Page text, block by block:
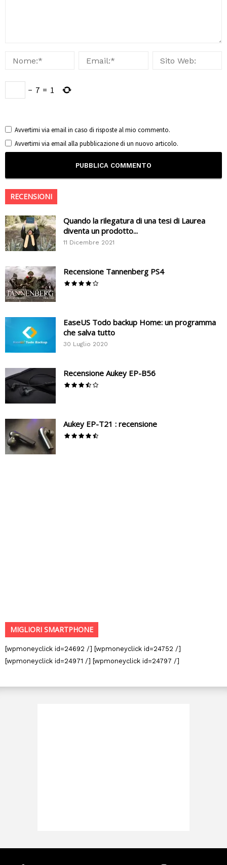
− 7 = 1
Avvertimi via email in caso di risposte al mio commento.
Avvertimi via email alla pubblicazione di un nuovo articolo.
RECENSIONI
Quando la rilegatura di una tesi di Laurea
diventa un prodotto...
11 Dicembre 2021
Recensione Tannenberg PS4
EaseUS Todo backup Home: un programma
che salva tutto
30 Luglio 2020
Recensione Aukey EP-B56
Aukey EP-T21 : recensione
MIGLIORI SMARTPHONE
[wpmoneyclick id=24692 /] [wpmoneyclick id=24752 /]
[wpmoneyclick id=24971 /] [wpmoneyclick id=24797 /]